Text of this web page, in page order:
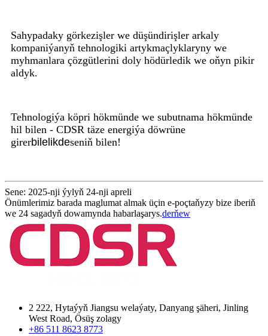
Sahypadaky görkezişler we düşündirişler arkaly
kompaniýanyň tehnologiki artykmaçlyklaryny we
myhmanlara çözgütlerini doly hödürledik we oňyn pikir
aldyk.
Tehnologiýa köpri hökmünde we subutnama hökmünde
hil bilen - CDSR täze energiýa döwrüne
girerbilelikdeseniň bilen!
Sene: 2025-nji ýylyň 24-nji apreli
Önümlerimiz barada maglumat almak üçin e-poçtaňyzy bize iberiň
we 24 sagadyň dowamynda habarlaşarys.derňew
2 222, Hytaýyň Jiangsu welaýaty, Danyang şäheri, Jinling
West Road, Ösüş zolagy
+86 511 8623 8773